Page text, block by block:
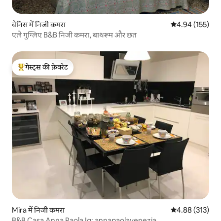
वेनिस में निजी कमरा औसत रेटिंग 5 में से
4.94 (155)
एले गुग्लिए B&B निजी कमरा, बाथरूम और छत
गेस्ट्स का टॉप फ़ेवरेट
गेस्ट्स की फ़ेवरेट
Mira में निजी कमरा औसत रेटिंग 5 में से
4.88 (313)